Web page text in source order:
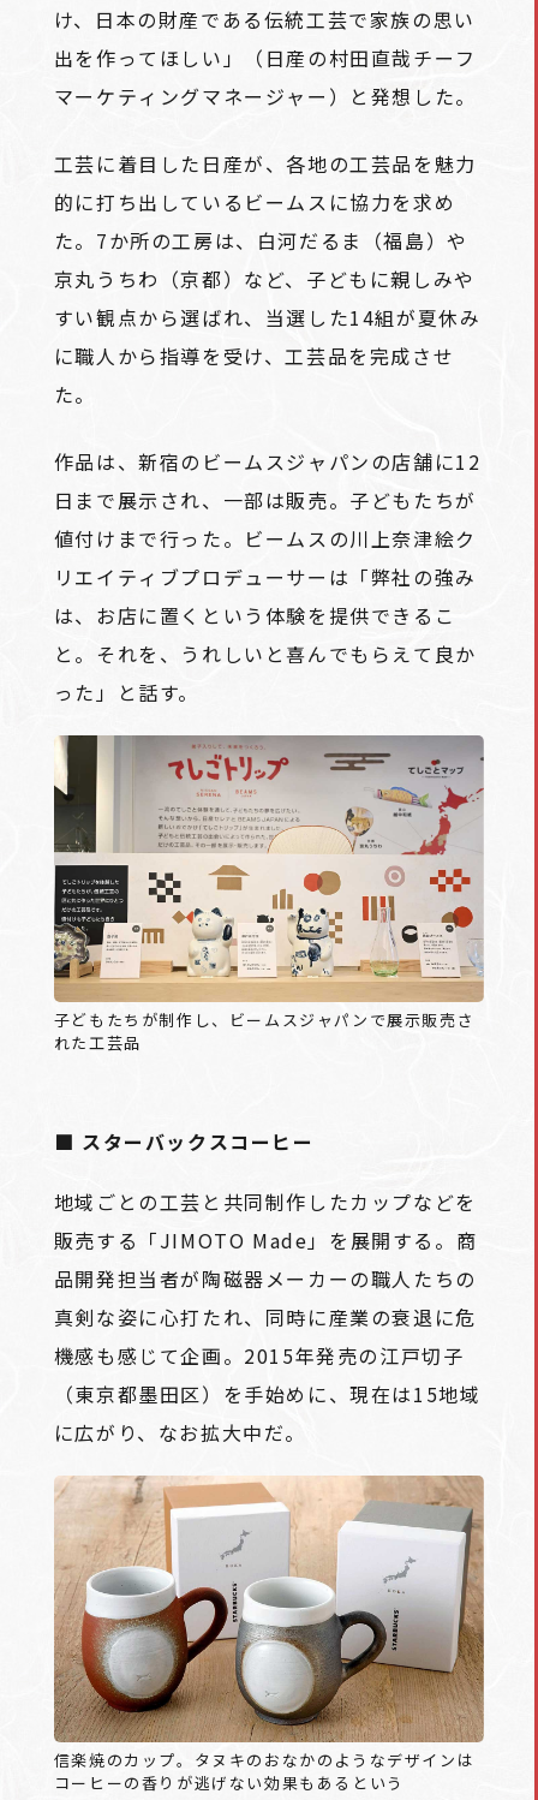
け、日本の財産である伝統工芸で家族の思い
出を作ってほしい」（日産の村田直哉チーフ
マーケティングマネージャー）と発想した。
工芸に着目した日産が、各地の工芸品を魅力
的に打ち出しているビームスに協力を求め
た。7か所の工房は、白河だるま（福島）や
京丸うちわ（京都）など、子どもに親しみや
すい観点から選ばれ、当選した14組が夏休み
に職人から指導を受け、工芸品を完成させ
た。
作品は、新宿のビームスジャパンの店舗に12
日まで展示され、一部は販売。子どもたちが
値付けまで行った。ビームスの川上奈津絵ク
リエイティブプロデューサーは「弊社の強み
は、お店に置くという体験を提供できるこ
と。それを、うれしいと喜んでもらえて良か
った」と話す。
子どもたちが制作し、ビームスジャパンで展示販売さ
れた工芸品
■ スターバックスコーヒー
地域ごとの工芸と共同制作したカップなどを
販売する「JIMOTO Made」を展開する。商
品開発担当者が陶磁器メーカーの職人たちの
真剣な姿に心打たれ、同時に産業の衰退に危
機感も感じて企画。2015年発売の江戸切子
（東京都墨田区）を手始めに、現在は15地域
に広がり、なお拡大中だ。
信楽焼のカップ。タヌキのおなかのようなデザインは
コーヒーの香りが逃げない効果もあるという